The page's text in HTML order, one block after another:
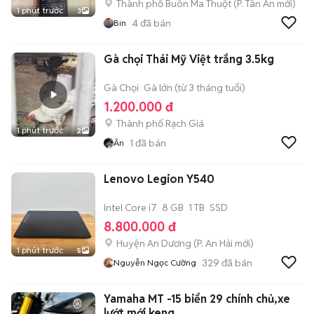
1 phút trước 3
Thành phố Buôn Ma Thuột (P. Tân An mới)
Bin 4đã bán
1 phút trước 2
Gà chọi Thái Mỹ Việt trắng 3.5kg
Gà Chọi Gà lớn (từ 3 tháng tuổi)
1.200.000 đ
Thành phố Rạch Giá
Ân 1 đã bán
1 phút trước 5
Lenovo Legion Y540
Intel Core i7 8 GB 1 TB SSD
8.800.000 đ
Huyện An Dương (P. An Hải mới)
Nguyễn Ngọc Cường 329 đã bán
Yamaha MT -15 biển 29 chính chủ,xe